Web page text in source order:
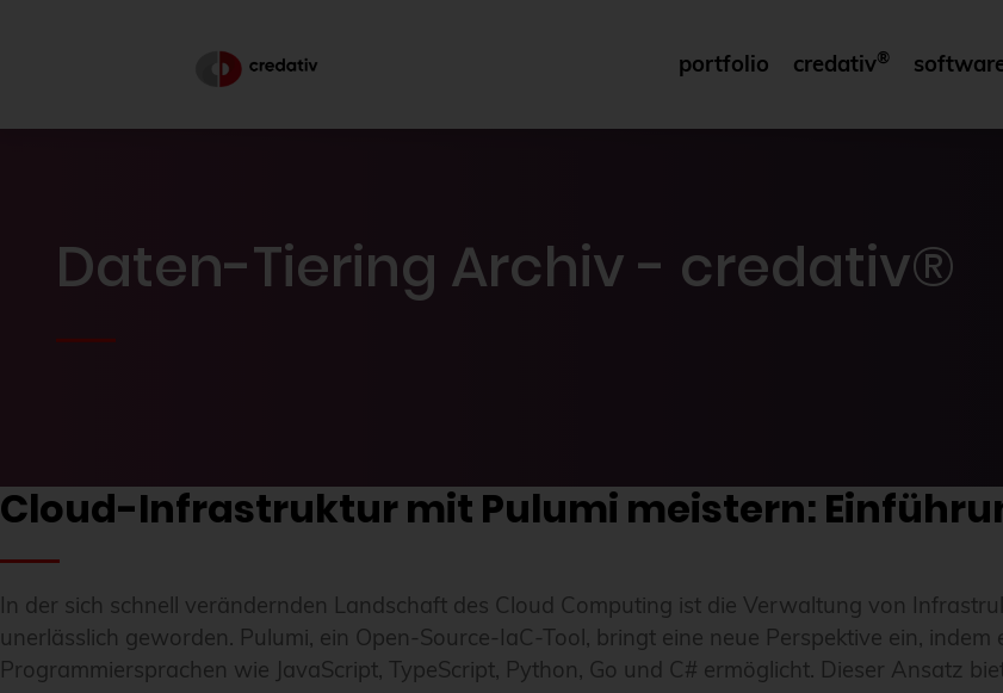
portfolio credativ®
Daten-Tiering Archiv - credativ®
Cloud-Infrastruktur mit Pulumi meistern:
In der sich schnell verändernden Landschaft des Cloud Computing ist die Verwaltung von
unerlässlich geworden. Pulumi, ein Open-Source-IaC-Tool, bringt eine neue Perspektive ein,
Programmiersprachen wie JavaScript, TypeScript, Python, Go und C# ermöglicht. Dieser Ansatz